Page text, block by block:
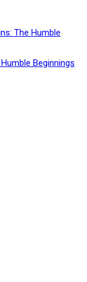
The Humble
Beginnings